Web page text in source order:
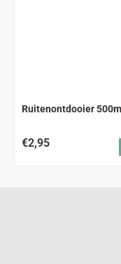
Ruitenontdooier 500ml
€2,95